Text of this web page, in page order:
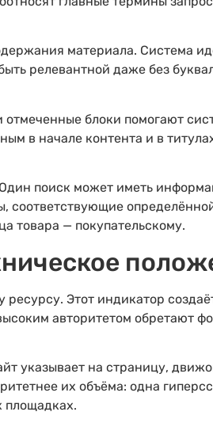
материала. Система
релевантной даже без
блоки помогают
в начале контента и в
поиск может иметь
соответствующие
товара — покупательскому.
Этот индикатор
авторитетом обретают
указывает на страницу,
их объёма: одна
площадках.